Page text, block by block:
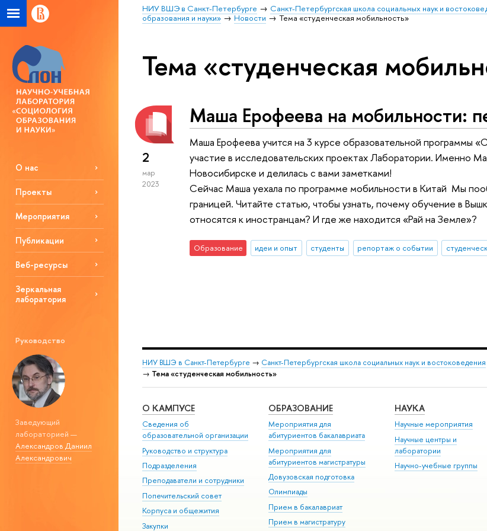
НИУ ВШЭ в Санкт-Петербурге Санкт-Петербургская школа социальных наук и
образования и науки»
Новости Тема «студенческая мобильность»
О нас
Проекты
Мероприятия
Публикации
Веб-ресурсы
Зеркальная
лаборатория
Руководство
Заведующий
лабораторией —
Александров Даниил
Александрович
Тема «студенческая
2
мар
2023
Маша Ерофеева на мобильности:
Маша Ерофеева учится на 3 курсе образовательной программы
участие в исследовательских проектах Лаборатории. Именно
Новосибирске и делилась с вами заметками!
Сейчас Маша уехала по программе мобильности в Китай Мы
границей. Читайте статью, чтобы узнать, почему обучение в
относятся к иностранцам? И где же находится «Рай на Земле»?
Образование идеи и опыт студенты репортаж о событии
НИУ ВШЭ в Санкт-Петербурге → Санкт-Петербургская школа социальных наук и востоковедения
→ Тема «студенческая мобильность»
О КАМПУСЕ
Сведения об
образовательной организации
Руководство и структура
Подразделения
Преподаватели и сотрудники
Попечительский совет
Корпуса и общежития
Закупки
ОБРАЗОВАНИЕ
Мероприятия для
абитуриентов бакалавриата
Мероприятия для
абитуриентов магистратуры
Довузовская подготовка
Олимпиады
Прием в бакалавриат
Прием в магистратуру
НАУКА
Научные мероприятия
Научные центры и
лаборатории
Научно-учебные группы